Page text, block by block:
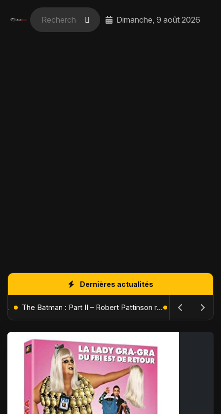
Dimanche, 9 août 2026
Dernières actualités
L'Âge de Glace : Le Réveil du Volcan – Manny, Sid et Diego de retour pour une aventure explosive The Batman : Part II – Robert Pattinson replonge dans les ténèbres de Gotham dès octobre 2027